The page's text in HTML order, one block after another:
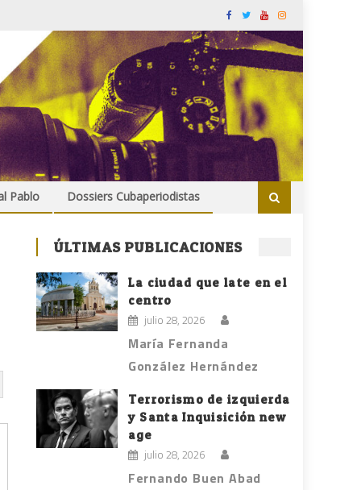
Pablo Dossiers Cubaperiodistas
ÚLTIMAS PUBLICACIONES
La ciudad que late en el
centro
julio 28, 2026
María Fernanda
González Hernández
Terrorismo de izquierda
y Santa Inquisición new
age
julio 28, 2026
Fernando Buen Abad